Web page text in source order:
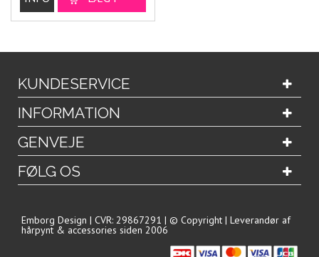
KUNDESERVICE
INFORMATION
GENVEJE
FØLG OS
Emborg Design | CVR: 29867291 | © Copyright | Leverandør af
hårpynt & accessories siden 2006